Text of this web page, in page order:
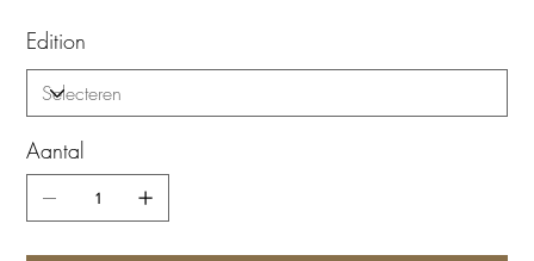
Edition
Aantal